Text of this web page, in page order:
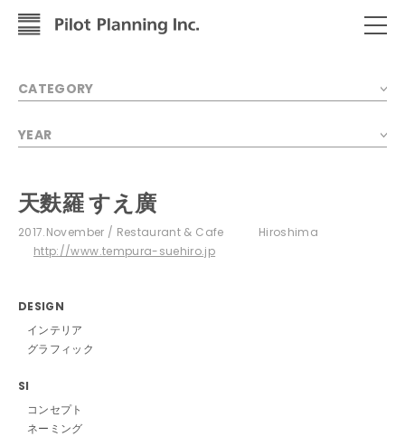
CATEGORY
YEAR
天麩羅 すえ廣
2017.November Restaurant & Cafe
Hiroshima
http://www.tempura-suehiro.jp
DESIGN
インテリア
グラフィック
SI
コンセプト
ネーミング